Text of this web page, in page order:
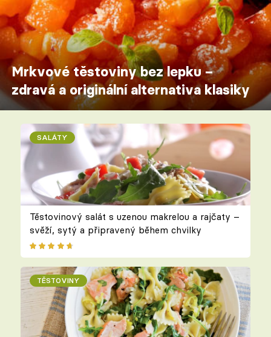
Mrkvové těstoviny bez lepku –
zdravá a originální alternativa klasiky
SALÁTY
Těstovinový salát s uzenou makrelou a rajčaty –
svěží, sytý a připravený během chvilky
TĚSTOVINY